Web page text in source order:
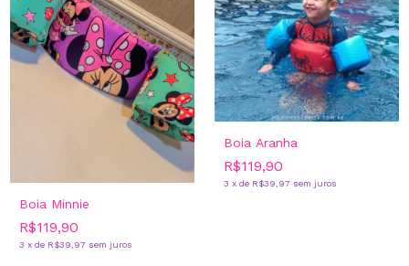
Boia Minnie
R$119,90
3 x de R$39,97 sem juros
Boia Aranha
R$119,90
3 x de R$39,97 sem juros